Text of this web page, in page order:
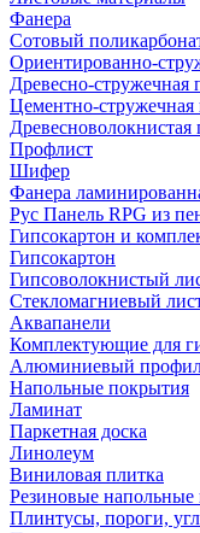
Фанера
Сотовый
Ориентированно-
Древесно-
Цементно-
Профлист
Шифер
Фанера
Рус Панель RPG из
Гипсокартон и
Гипсокартон
Гипсоволокнистый
Стекломагниевый
Аквапанели
Комплектующие для
Алюминиевый
Напольные покрытия
Ламинат
Паркетная доска
Линолеум
Виниловая плитка
Резиновые напольные
Плинтусы, пороги,